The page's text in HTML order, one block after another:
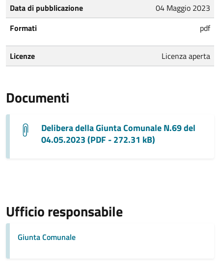
Data di pubblicazione
04 Maggio 2023
Formati
pdf
Licenze Licenza aperta
Documenti
Delibera della Giunta Comunale N.69 del
04.05.2023 (PDF - 272.31 kB)
Ufficio responsabile
Giunta Comunale